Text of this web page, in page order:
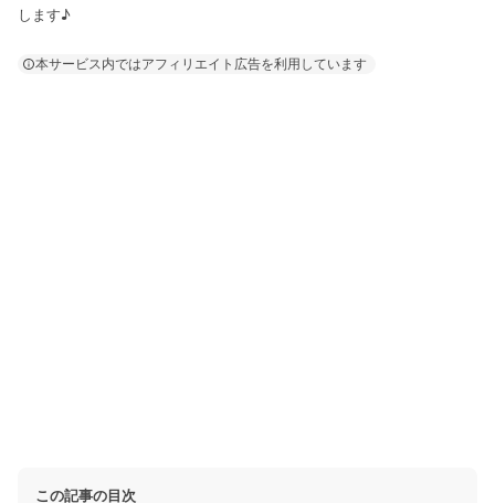
します♪
本サービス内ではアフィリエイト広告を利用しています
この記事の目次